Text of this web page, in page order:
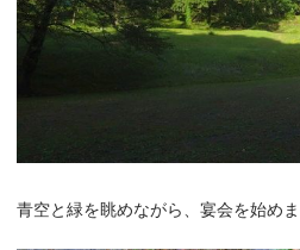
青空と緑を眺めながら、宴会を始めま